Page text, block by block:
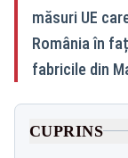
măsuri UE
România în
fabricile din
CUPRINS